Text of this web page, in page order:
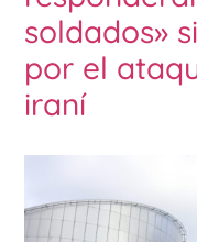
soldados»
por el
iraní